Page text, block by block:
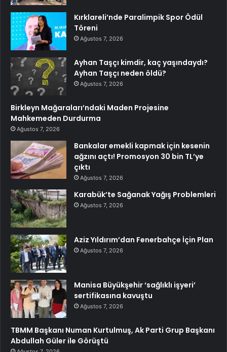
Kırklareli’nde Paralimpik Spor Ödül
Töreni
Ağustos 7, 2026
Ayhan Taşçı kimdir, kaç yaşındaydı?
Ayhan Taşçı neden öldü?
Ağustos 7, 2026
Birkleyn Mağaraları’ndaki Maden Projesine
Mahkemeden Durdurma
Ağustos 7, 2026
Bankalar emekli kapmak için kesenin
ağzını açtı! Promosyon 30 bin TL’ye
çıktı
Ağustos 7, 2026
Karabük’te Sağanak Yağış Problemleri
Ağustos 7, 2026
Aziz Yıldırım’dan Fenerbahçe İçin Plan
Ağustos 7, 2026
Manisa Büyükşehir ‘sağlıklı işyeri’
sertifikasına kavuştu
Ağustos 7, 2026
TBMM Başkanı Numan Kurtulmuş, Ak Parti Grup Başkanı
Abdullah Güler ile Görüştü